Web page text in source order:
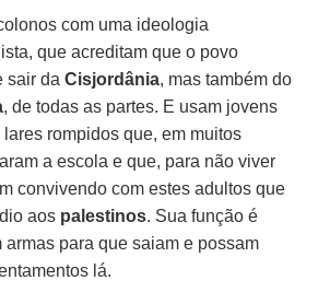
com uma ideologia
que acreditam que o povo
sair daCisjordânia, mas também do
, de todas as partes. E usam jovens
rompidos que, em muitos
a escola e que, para não viver
convivendo com estes adultos que
aos palestinos. Sua função é
armas para que saiam e possam
lá.